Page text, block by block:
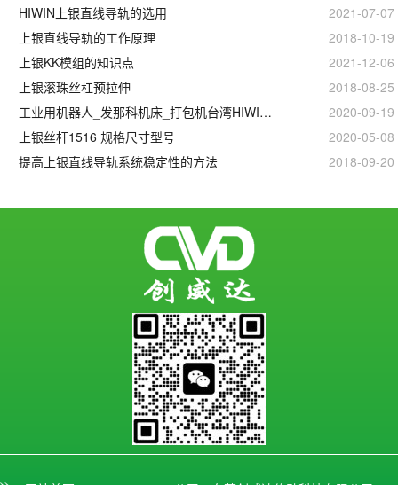
HIWIN上银直线导轨的选用
2021-07-07
上银直线导轨的工作原理
2018-10-19
上银KK模组的知识点
2021-12-06
上银滚珠丝杠预拉伸
2018-08-25
工业用机器人_发那科机床_打包机台湾HIWIN上银滚珠丝杆
2020-09-19
上银丝杆1516 规格尺寸型号
2020-05-08
提高上银直线导轨系统稳定性的方法
2018-09-20